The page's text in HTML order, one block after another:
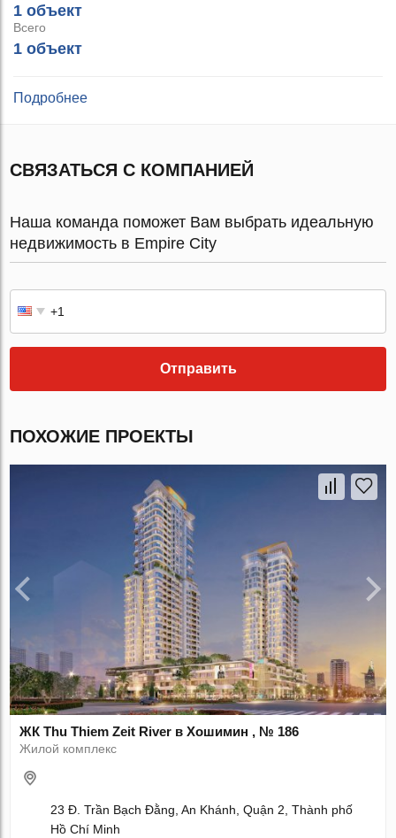
1 объект
Всего
1 объект
Подробнее
СВЯЗАТЬСЯ С КОМПАНИЕЙ
Наша команда поможет Вам выбрать идеальную
недвижимость в Empire City
Отправить
ПОХОЖИЕ ПРОЕКТЫ
ЖК Thu Thiem Zeit River в Хошимин , № 186
Жилой комплекс
23 Đ. Trần Bạch Đằng, An Khánh, Quận 2, Thành phố
Hồ Chí Minh